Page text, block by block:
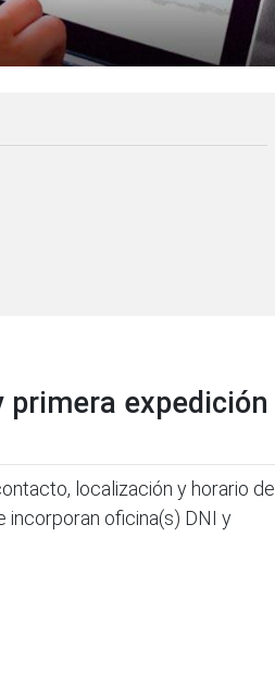
primera expedición
localización y horario de
incorporan oficina(s) DNI y